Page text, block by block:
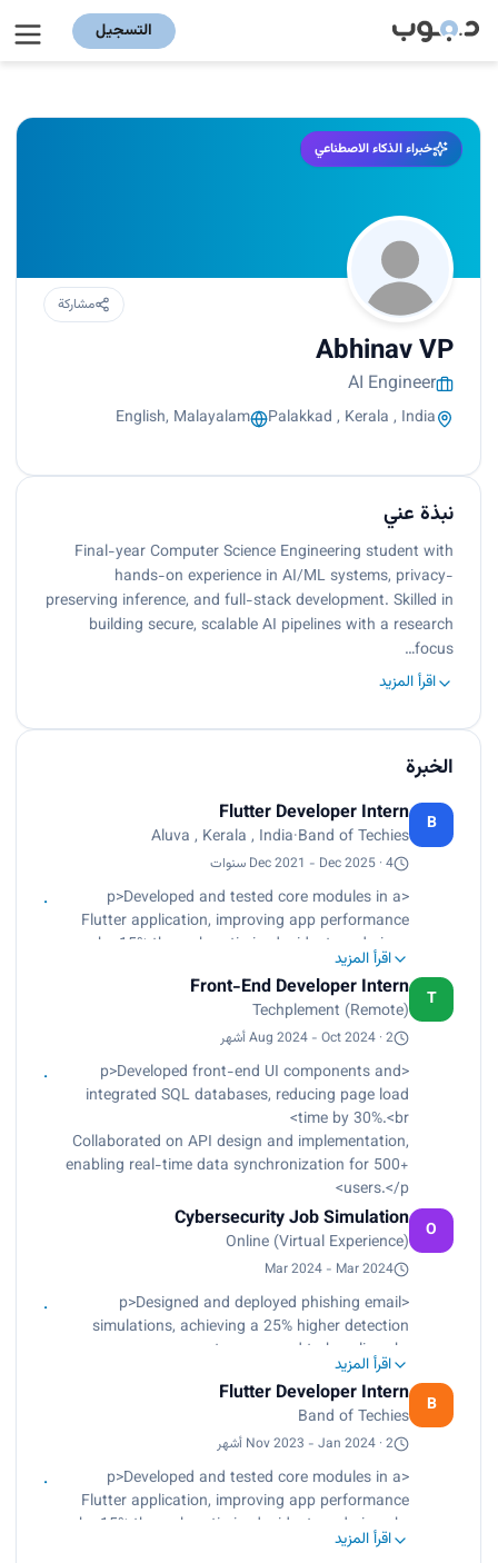
التسجيل
خبراء الذكاء الاصطناعي
مشاركة
Abhinav VP
AI Engineer
Palakkad , Kerala , India
English, Malayalam
نبذة عني
Final-year Computer Science Engineering student with
hands-on experience in AI/ML systems, privacy-
preserving inference, and full-stack development. Skilled in
building secure, scalable AI pipelines with a research
focus…
اقرأ المزيد
الخبرة
B
Flutter Developer Intern
Band of Techies
·
Aluva , Kerala , India
Dec 2021 - Dec 2025 · 4 سنوات
<p>Developed and tested core modules in a
Flutter application, improving app performance
by 15% through optimized widget rendering.,
Collaborated with a 4-member team to deliver
key features ahead of schedule, reducing
development time by 20%.</p>
اقرأ المزيد
T
Front-End Developer Intern
Techplement (Remote)
Aug 2024 - Oct 2024 · 2 أشهر
<p>Developed front-end UI components and
integrated SQL databases, reducing page load
time by 30%.<br>
Collaborated on API design and implementation,
enabling real-time data synchronization for 500+
users.</p>
O
Cybersecurity Job Simulation
Online (Virtual Experience)
Mar 2024 - Mar 2024
<p>Designed and deployed phishing email
simulations, achieving a 25% higher detection
rate compared to baseline.<br>
Analyzed security incidents and proposed
remediation steps, reducing simulated breach
impact by 40%.</p>
اقرأ المزيد
B
Flutter Developer Intern
Band of Techies
Nov 2023 - Jan 2024 · 2 أشهر
<p>Developed and tested core modules in a
Flutter application, improving app performance
by 15% through optimized widget rendering.<br>
Collaborated with a 4-member team to deliver
اقرأ المزيد